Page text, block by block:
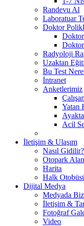
Randevu Al
Laboratuar
Doktor
Radyoloji
Uzaktan
Bu Test
İntranet
Anketlerimiz
Yatan
Acil
İletişim & Ulaşım
Nasıl Gidilir?
Otopark
Harita
Halk
Dijital Medya
Medyada Biz
İletişim &
Fotoğraf
Video